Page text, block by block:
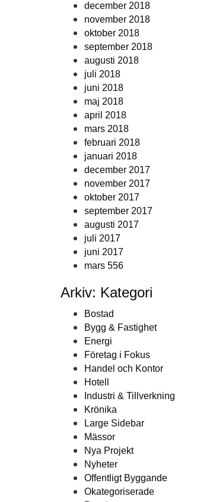
december 2018
november 2018
oktober 2018
september 2018
augusti 2018
juli 2018
juni 2018
maj 2018
april 2018
mars 2018
februari 2018
januari 2018
december 2017
november 2017
oktober 2017
september 2017
augusti 2017
juli 2017
juni 2017
mars 556
Arkiv: Kategori
Bostad
Bygg & Fastighet
Energi
Företag i Fokus
Handel och Kontor
Hotell
Industri & Tillverkning
Krönika
Large Sidebar
Mässor
Nya Projekt
Nyheter
Offentligt Byggande
Okategoriserade